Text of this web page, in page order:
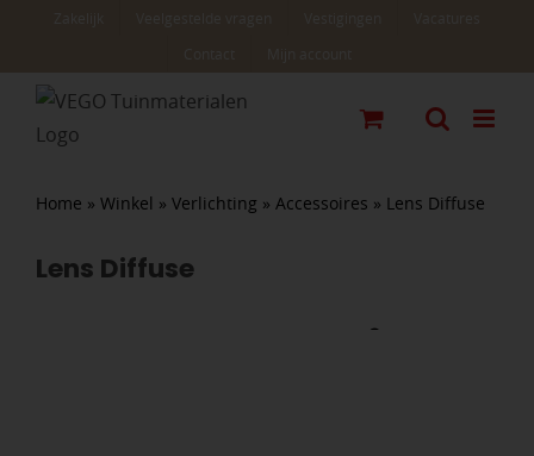
Home » Winkel » Verlichting » Accessoires » Lens Diffuse
Lens Diffuse